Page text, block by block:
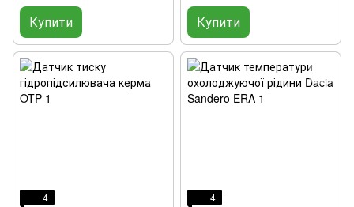
Купити Купити
4
4